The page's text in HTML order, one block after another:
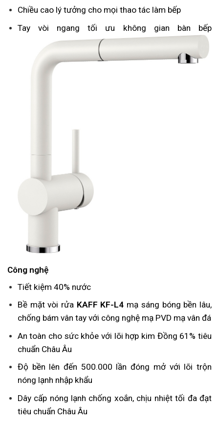
Chiều cao lý tưởng cho mọi thao tác làm bếp
Tay vòi ngang tối ưu không gian bàn bếp
Công nghệ
Tiết kiệm 40% nước
Bề mặt vòi rửa KAFF KF-L4 mạ sáng bóng bền lâu,
chống bám vân tay với công nghệ mạ PVD mạ vân đá
An toàn cho sức khỏe với lõi hợp kim Đồng 61% tiêu
chuẩn Châu Âu
Độ bền lên đến 500.000 lần đóng mở với lõi trộn
nóng lạnh nhập khẩu
Dây cấp nóng lạnh chống xoắn, chịu nhiệt tối đa đạt
tiêu chuẩn Châu Âu